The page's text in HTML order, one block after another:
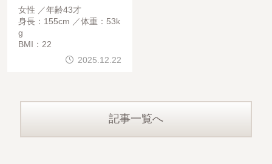
女性
年齢43才
身長：155cm
体重：53k
g
BMI：22
2025.12.22
記事一覧へ